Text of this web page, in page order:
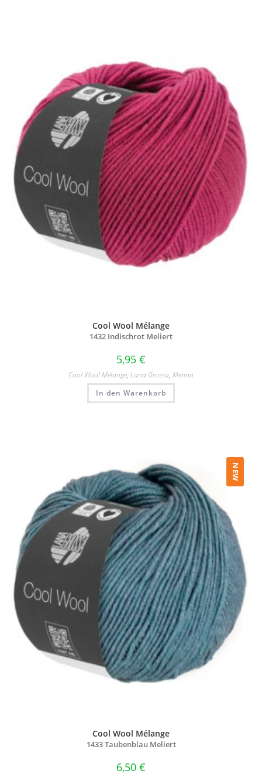
Cool Wool Mélange
1432 Indischrot Meliert
5,95 €
Cool Wool Mélange, Lana Grossa, Merino
In den Warenkorb
NEW
Cool Wool Mélange
1433 Taubenblau Meliert
6,50 €